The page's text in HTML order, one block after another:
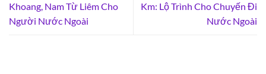
Khoang, Nam Từ Liêm Cho
Người Nước Ngoài
Km: Lộ Trình Cho Chuyến Đi
Nước Ngoài